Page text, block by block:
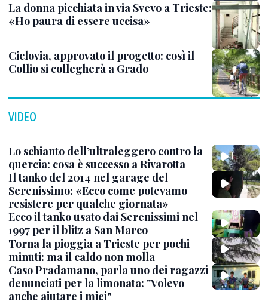
La donna picchiata in via Svevo a Trieste:
«Ho paura di essere uccisa»
Ciclovia, approvato il progetto: così il
Collio si collegherà a Grado
VIDEO
Lo schianto dell’ultraleggero contro la
quercia: cosa è successo a Rivarotta
Il tanko del 2014 nel garage del
Serenissimo: «Ecco come potevamo
resistere per qualche giornata»
Ecco il tanko usato dai Serenissimi nel
1997 per il blitz a San Marco
Torna la pioggia a Trieste per pochi
minuti: ma il caldo non molla
Caso Pradamano, parla uno dei ragazzi
denunciati per la limonata: "Volevo
anche aiutare i miei"